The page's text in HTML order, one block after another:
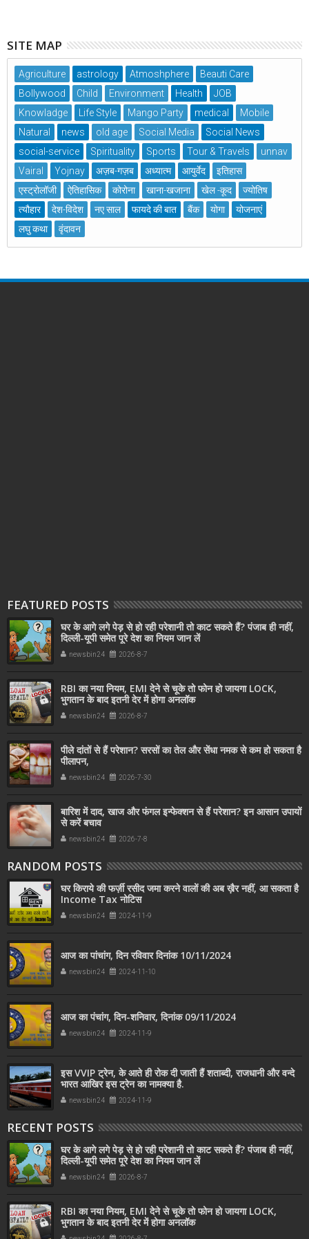
SITE MAP
Agriculture astrology Atmoshphere
Beauti Care
Bollywood
Child Environment Health
JOB
Knowladge
Life Style Mango Party medical
Mobile
Natural
news old age Social Media
Social News
social-service
Spirituality Sports Tour & Travels
unnav
Vairal
Yojnay अज़ब-गज़ब अध्यात्म आयुर्वेद
इतिहास
एस्ट्रोलॉजी
ऐतिहासिक कोरोना खाना-खजाना खेल -कूद
ज्योतिष
त्यौहार
देश-विदेश नए साल फायदे की बात बैंक योगा
योजनाएं
लघु कथा
वृंदावन
FEATURED POSTS
घर के आगे लगे पेड़ से हो रही परेशानी तो काट सकते हैं? पंजाब ही नहीं,
दिल्‍ली-यूपी समेत पूरे देश का नियम जान लें
newsbin24 2026-8-7
RBI का नया नियम, EMI देने से चूके तो फोन हो जायगा LOCK,
भुगतान के बाद इतनी देर में होगा अनलॉक
newsbin24 2026-8-7
पीले दांतों से हैं परेशान? सरसों का तेल और सेंधा नमक से कम हो सकता है
पीलापन,
newsbin24 2026-7-30
बारिश में दाद, खाज और फंगल इन्फेक्शन से हैं परेशान? इन आसान उपायों
से करें बचाव
newsbin24 2026-7-8
RANDOM POSTS
घर किराये की फर्ज़ी रसीद जमा करने वालों की अब ख़ैर नहीं, आ सकता है
Income Tax नोटिस
newsbin24 2024-11-9
आज का पांचांग, दिन रविवार दिनांक 10/11/2024
newsbin24 2024-11-10
आज का पंचांग, दिन-शनिवार, दिनांक 09/11/2024
newsbin24 2024-11-9
इस VVIP ट्रेन, के आते ही रोक दी जाती हैं शताब्दी, राजधानी और वन्दे
भारत आखिर इस ट्रेन का नामक्या है.
newsbin24 2024-11-9
RECENT POSTS
घर के आगे लगे पेड़ से हो रही परेशानी तो काट सकते हैं? पंजाब ही नहीं,
दिल्‍ली-यूपी समेत पूरे देश का नियम जान लें
newsbin24 2026-8-7
RBI का नया नियम, EMI देने से चूके तो फोन हो जायगा LOCK,
भुगतान के बाद इतनी देर में होगा अनलॉक